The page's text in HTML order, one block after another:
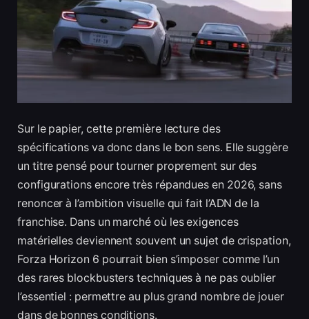
Sur le papier, cette première lecture des
spécifications va donc dans le bon sens. Elle suggère
un titre pensé pour tourner proprement sur des
configurations encore très répandues en 2026, sans
renoncer à l’ambition visuelle qui fait l’ADN de la
franchise. Dans un marché où les exigences
matérielles deviennent souvent un sujet de crispation,
Forza Horizon 6 pourrait bien s’imposer comme l’un
des rares blockbusters techniques à ne pas oublier
l’essentiel : permettre au plus grand nombre de jouer
dans de bonnes conditions.